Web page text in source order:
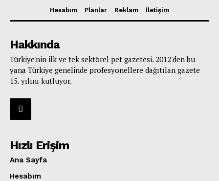
Hesabım Planlar Reklam İletişim
Hakkında
Türkiye'nin ilk ve tek sektörel pet gazetesi. 2012'den bu
yana Türkiye genelinde profesyonellere dağıtılan gazete
15. yılını kutluyor.
Hızlı Erişim
Ana Sayfa
Hesabım